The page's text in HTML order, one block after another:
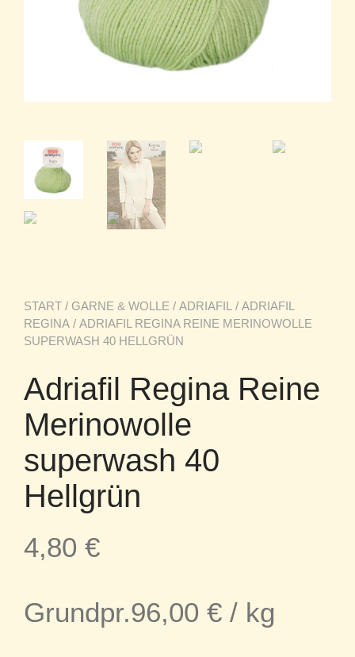
START / GARNE & WOLLE / ADRIAFIL / ADRIAFIL
REGINA / ADRIAFIL REGINA REINE MERINOWOLLE
SUPERWASH 40 HELLGRÜN
Adriafil Regina Reine
Merinowolle
superwash 40
Hellgrün
4,80 €
Grundpr.96,00 € / kg